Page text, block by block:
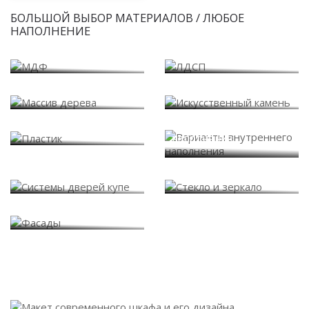
БОЛЬШОЙ ВЫБОР МАТЕРИАЛОВ / ЛЮБОЕ
НАПОЛНЕНИЕ
наполнения